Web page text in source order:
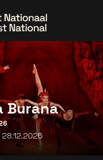
Burana